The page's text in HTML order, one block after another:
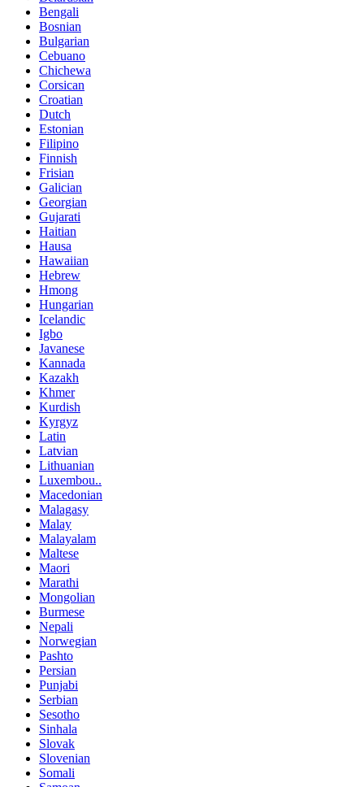
Bengali
Bosnian
Bulgarian
Cebuano
Chichewa
Corsican
Croatian
Dutch
Estonian
Filipino
Finnish
Frisian
Galician
Georgian
Gujarati
Haitian
Hausa
Hawaiian
Hebrew
Hmong
Hungarian
Icelandic
Igbo
Javanese
Kannada
Kazakh
Khmer
Kurdish
Kyrgyz
Latin
Latvian
Lithuanian
Luxembou..
Macedonian
Malagasy
Malay
Malayalam
Maltese
Maori
Marathi
Mongolian
Burmese
Nepali
Norwegian
Pashto
Persian
Punjabi
Serbian
Sesotho
Sinhala
Slovak
Slovenian
Somali